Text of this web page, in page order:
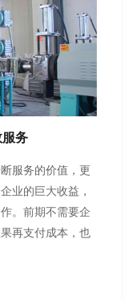
服务
服务的价值，更
业的巨大收益，
。前期不需要企
再支付成本，也